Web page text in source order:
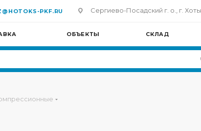
PKF.RU Сергиево-Посадский г. о., г.
ОБЪЕКТЫ СКЛАД